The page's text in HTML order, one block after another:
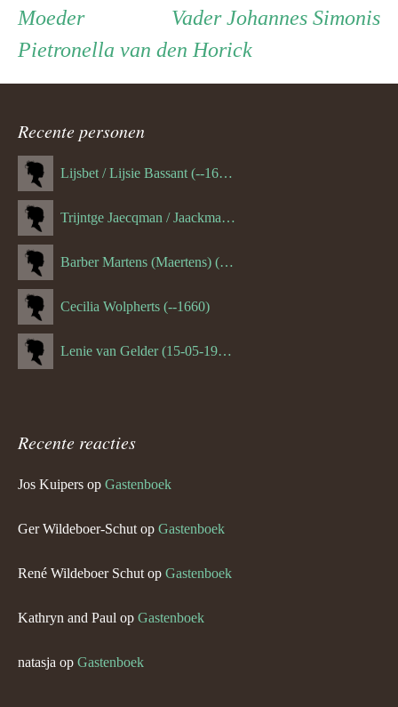
Persoon
ouder
navigatie
VaderVader
Johannes Simonis
MoederMoeder
Pietronella van den Horick
Recente personen
Lijsbet / Lijsie Bassant (--1687)
Trijntge Jaecqman / Jaackman (--1651)
Barber Martens (Maertens) (--1658)
Cecilia Wolpherts (--1660)
Lenie van Gelder (15-05-1970)
Recente reacties
Jos Kuipers op Gastenboek
Ger Wildeboer-Schut op Gastenboek
René Wildeboer Schut op Gastenboek
Kathryn and Paul op Gastenboek
natasja op Gastenboek